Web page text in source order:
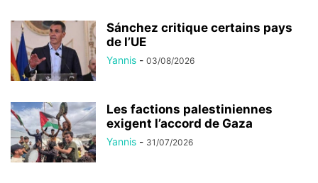
Sánchez critique certains pays
de l’UE
Yannis - 03/08/2026
Les factions palestiniennes
exigent l’accord de Gaza
Yannis - 31/07/2026